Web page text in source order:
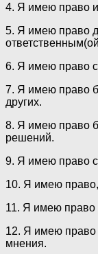
4. Я имею право
5. Я имею право
6. Я имею право
7. Я имею право
других.
8. Я имею право
решений.
9. Я имею право
10. Я имею
11. Я имею право
12. Я имею право
мнения.